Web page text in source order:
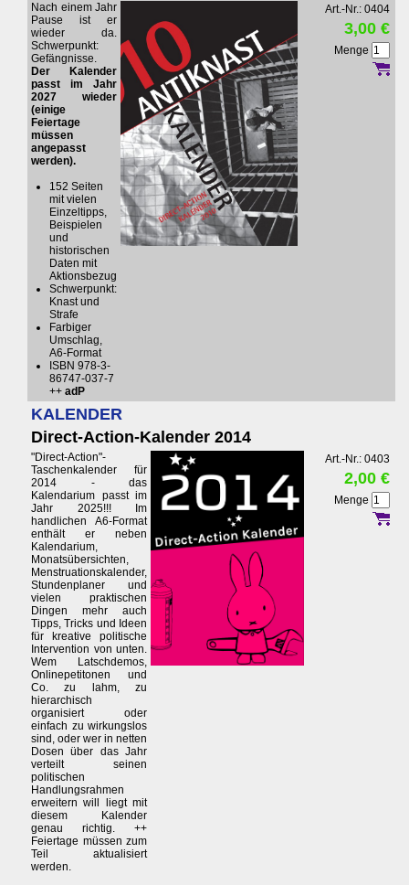
Nach einem Jahr
Pause ist er
wieder da.
Schwerpunkt:
Gefängnisse.
Der Kalender
passt im Jahr
2027 wieder
(einige
Feiertage
müssen
angepasst
werden).
152 Seiten
mit vielen
Einzeltipps,
Beispielen
und
historischen
Daten mit
Aktionsbezug
Schwerpunkt:
Knast und
Strafe
Farbiger
Umschlag,
A6-Format
ISBN 978-3-
86747-037-7
++ adP
Art.-Nr.: 0404
3,00 €
Menge
KALENDER
Direct-Action-Kalender 2014
"Direct-Action"-
Taschenkalender für
2014 - das
Kalendarium passt im
Jahr 2025!!! Im
handlichen A6-Format
enthält er neben
Kalendarium,
Monatsübersichten,
Menstruationskalender,
Stundenplaner und
vielen praktischen
Dingen mehr auch
Tipps, Tricks und Ideen
für kreative politische
Intervention von unten.
Wem Latschdemos,
Onlinepetitonen und
Co. zu lahm, zu
hierarchisch
organisiert oder
einfach zu wirkungslos
sind, oder wer in netten
Dosen über das Jahr
verteilt seinen
politischen
Handlungsrahmen
erweitern will liegt mit
diesem Kalender
genau richtig. ++
Feiertage müssen zum
Teil aktualisiert
werden.
Art.-Nr.: 0403
2,00 €
Menge